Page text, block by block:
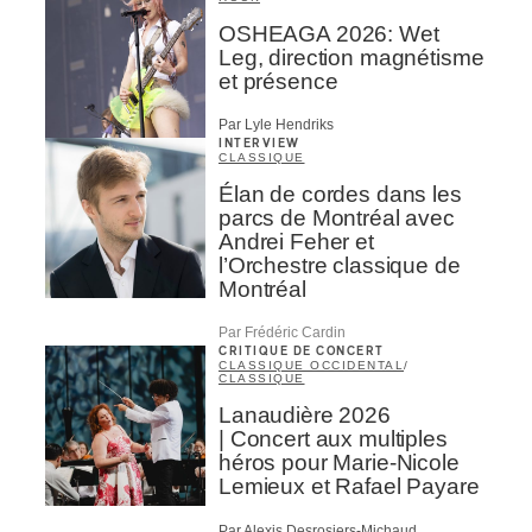
OSHEAGA 2026: Wet
Leg, direction magnétisme
et présence
Par Lyle Hendriks
INTERVIEW
CLASSIQUE
Élan de cordes dans les
parcs de Montréal avec
Andrei Feher et
l’Orchestre classique de
Montréal
Par Frédéric Cardin
CRITIQUE DE CONCERT
CLASSIQUE OCCIDENTAL/
CLASSIQUE
Lanaudière 2026
| Concert aux multiples
héros pour Marie-Nicole
Lemieux et Rafael Payare